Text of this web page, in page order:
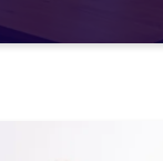
SUR LA
DES